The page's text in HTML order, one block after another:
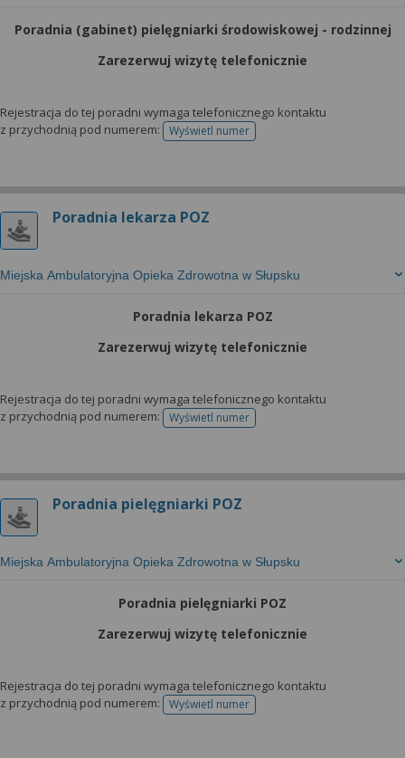
Poradnia (gabinet) pielęgniarki środowiskowej - rodzinnej
Zarezerwuj wizytę telefonicznie
Rejestracja do tej poradni wymaga telefonicznego kontaktu
z przychodnią pod numerem:
Wyświetl numertelefonu do rejestracji
Poradnia lekarza POZ
Miejska Ambulatoryjna Opieka Zdrowotna w Słupsku
Poradnia lekarza POZ
Zarezerwuj wizytę telefonicznie
Rejestracja do tej poradni wymaga telefonicznego kontaktu
z przychodnią pod numerem:
Wyświetl numertelefonu do rejestracji
Poradnia pielęgniarki POZ
Miejska Ambulatoryjna Opieka Zdrowotna w Słupsku
Poradnia pielęgniarki POZ
Zarezerwuj wizytę telefonicznie
Rejestracja do tej poradni wymaga telefonicznego kontaktu
z przychodnią pod numerem:
Wyświetl numertelefonu do rejestracji